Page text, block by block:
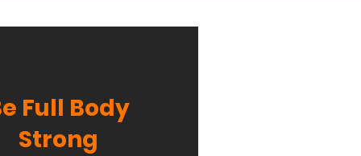
Full Body
Strong